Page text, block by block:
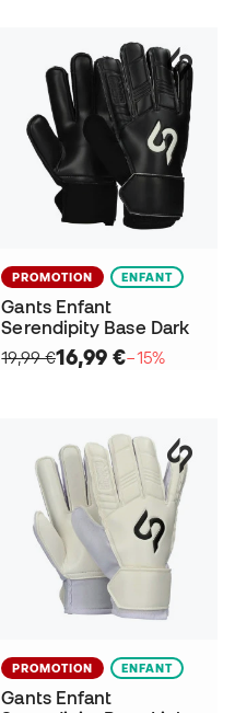
PROMOTION ENFANT
Gants Enfant
Serendipity Base Dark
19,99 €16,99 €−15%
PROMOTION ENFANT
Gants Enfant